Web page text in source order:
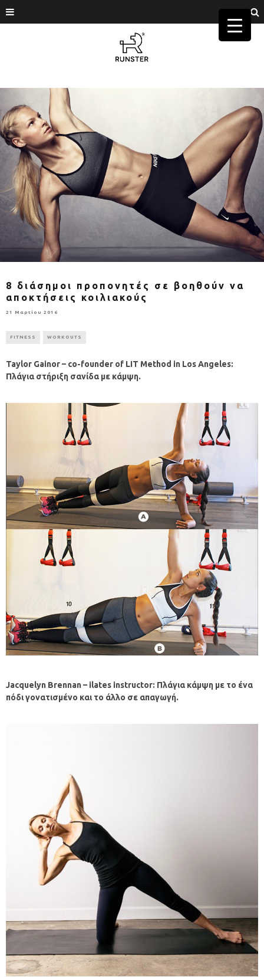
8 διάσημοι προπονητές σε βοηθούν να
αποκτήσεις κοιλιακούς
21 Μαρτίου 2016
FITNESS WORKOUTS
Taylor Gainor – co-founder of LIT Method in Los Angeles:
Πλάγια στήριξη σανίδα με κάμψη.
Jacquelyn Brennan – ilates instructor: Πλάγια κάμψη με το ένα
πόδι γονατισμένο και το άλλο σε απαγωγή.